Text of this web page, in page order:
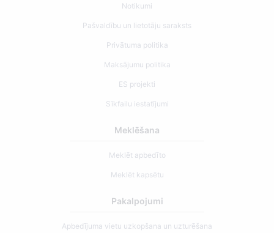
Notikumi
Pašvaldību un lietotāju saraksts
Privātuma politika
Maksājumu politika
ES projekti
Sīkfailu iestatījumi
Meklēšana
Meklēt apbedīto
Meklēt kapsētu
Pakalpojumi
Apbedījuma vietu uzkopšana un uzturēšana